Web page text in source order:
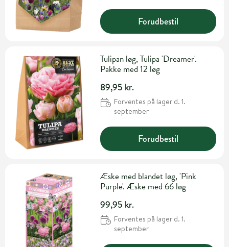
Forudbestil
Tulipan løg, Tulipa 'Dreamer'.
Pakke med 12 løg
89,95 kr.
Forventes på lager d. 1.
september
Forudbestil
Æske med blandet løg, 'Pink
Purple'. Æske med 66 løg
99,95 kr.
Forventes på lager d. 1.
september